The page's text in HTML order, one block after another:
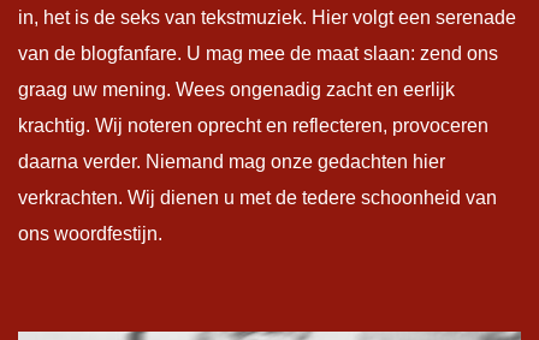
in, het is de seks van tekstmuziek. Hier volgt een serenade
van de blogfanfare. U mag mee de maat slaan: zend ons
graag uw mening. Wees ongenadig zacht en eerlijk
krachtig. Wij noteren oprecht en reflecteren, provoceren
daarna verder. Niemand mag onze gedachten hier
verkrachten. Wij dienen u met de tedere schoonheid van
ons woordfestijn.